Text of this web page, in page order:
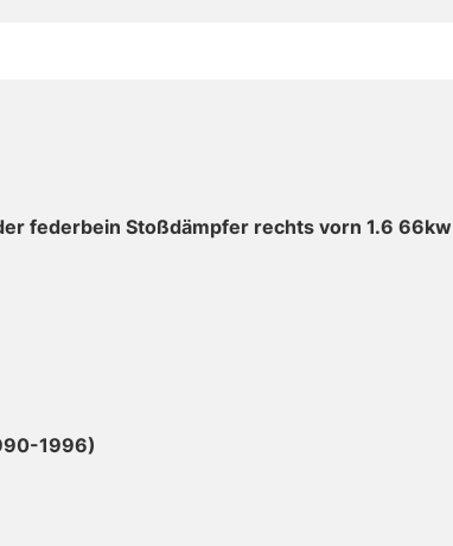
federbein Stoßdämpfer rechts vorn 1.6 66kw
1996)